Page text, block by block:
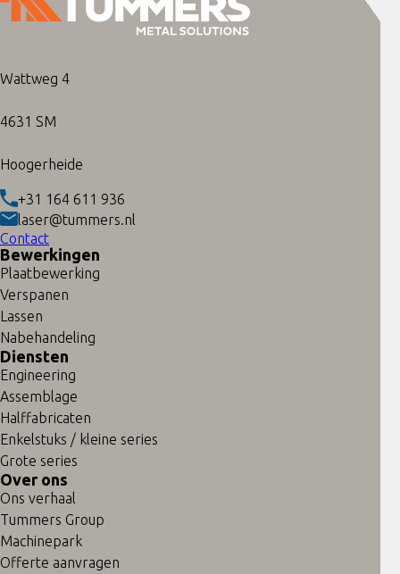
Wattweg 4
4631 SM
Hoogerheide
+31 164 611 936
laser@tummers.nl
Contact
Bewerkingen
Plaatbewerking
Verspanen
Lassen
Nabehandeling
Diensten
Engineering
Assemblage
Halffabricaten
Enkelstuks / kleine series
Grote series
Over ons
Ons verhaal
Tummers Group
Machinepark
Offerte aanvragen